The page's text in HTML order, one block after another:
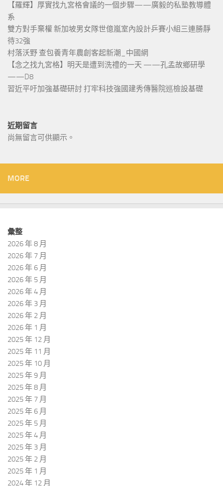
【羅輝】厚實找九宮格會議的一個步驟——廣毅的私塾教導體
系
雙方對手棄權 新加坡男女隊世億嵐室內設計乒賽小組三連勝靜
待32強
村落沃野 查包養青年農創客起新潮_中國網
【念之找九宮格】明天是遭到洗禮的一天 ——孔孟故鄉研學
——D8
習近平吁加強基礎研討 打牢科技強國建秀傳醫院巡檢設基礎
近期留言
尚無留言可供顯示。
MORE
彙整
2026 年 8 月
2026 年 7 月
2026 年 6 月
2026 年 5 月
2026 年 4 月
2026 年 3 月
2026 年 2 月
2026 年 1 月
2025 年 12 月
2025 年 11 月
2025 年 10 月
2025 年 9 月
2025 年 8 月
2025 年 7 月
2025 年 6 月
2025 年 5 月
2025 年 4 月
2025 年 3 月
2025 年 2 月
2025 年 1 月
2024 年 12 月